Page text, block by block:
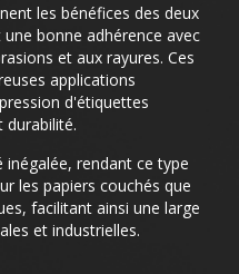
les bénéfices des deux
bonne adhérence avec
et aux rayures. Ces
applications
d'étiquettes
durabilité.
rendant ce type
les papiers couchés que
facilitant ainsi une large
et industrielles.